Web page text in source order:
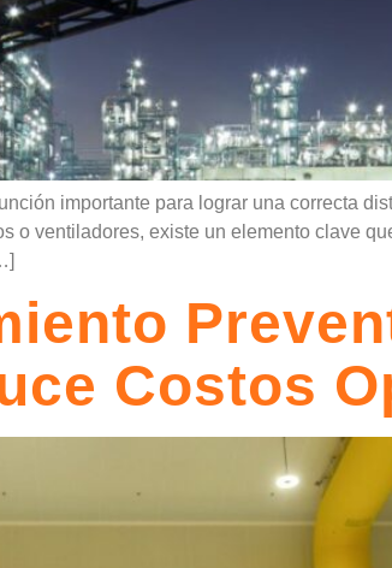
importante para lograr una correcta
o ventiladores, existe un elemento clave
Costos